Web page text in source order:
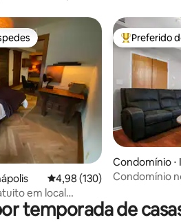
34 avaliações
dos hóspedes
4,98 de uma avaliação
4,98 (130)
em local
Entre os
Preferido
Condomínio ⋅
Condomínio
temporada de